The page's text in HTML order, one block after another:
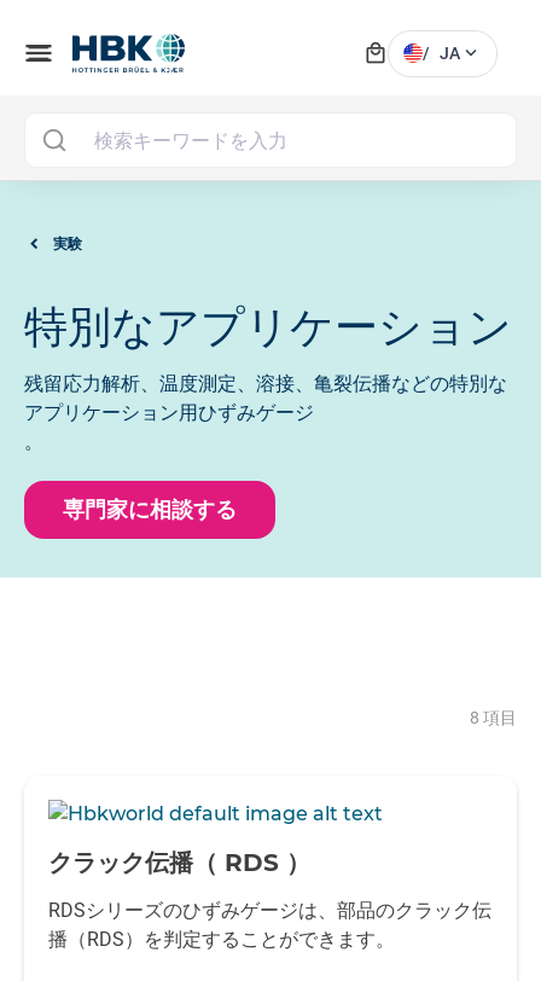
menu local_mall / JA expand_more
実験
特別なアプリケーション
残留応力解析、温度測定、溶接、亀裂伝播などの特別な
アプリケーション用ひずみゲージ
。
専門家に相談する
8 項目
-
クラック伝播（ RDS ）
RDSシリーズのひずみゲージは、部品のクラック伝
播（RDS）を判定することができます。